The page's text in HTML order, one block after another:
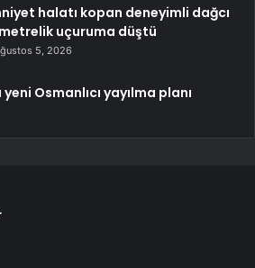
halatı kopan deneyimli dağcı
metrelik uçuruma düştü
5, 2026
Osmanlıcı yayılma planı